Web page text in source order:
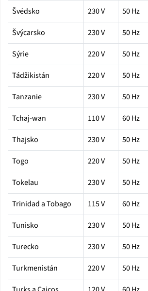
Švédsko
230 V 50 Hz
Švýcarsko
230 V 50 Hz
Sýrie
220 V 50 Hz
Tádžikistán
220 V 50 Hz
Tanzanie
230 V 50 Hz
Tchaj-wan
110 V 60 Hz
Thajsko
230 V 50 Hz
Togo
220 V 50 Hz
Tokelau
230 V 50 Hz
Trinidad a Tobago
115 V 60 Hz
Tunisko
230 V 50 Hz
Turecko
230 V 50 Hz
Turkmenistán
220 V 50 Hz